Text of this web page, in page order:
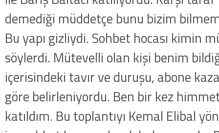
demediği müddetçe bunu bizim
Bu yapı gizliydi. Sohbet hocası kimin
söylerdi. Mütevelli olan kişi benim
içerisindeki tavır ve duruşu, abone
göre belirleniyordu. Ben bir kez
katıldım. Bu toplantıyı Kemal Elibal